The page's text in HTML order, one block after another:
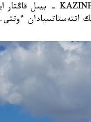
اتتەستاتسيادان ءوتتى.